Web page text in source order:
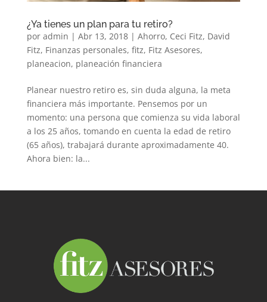
¿Ya tienes un plan para tu retiro?
por admin | Abr 13, 2018| Ahorro, Ceci Fitz, David
Fitz, Finanzas personales, fitz, Fitz Asesores,
planeacion, planeación financiera
Planear nuestro retiro es, sin duda alguna, la meta
financiera más importante. Pensemos por un
momento: una persona que comienza su vida laboral
a los 25 años, tomando en cuenta la edad de retiro
(65 años), trabajará durante aproximadamente 40.
Ahora bien: la...